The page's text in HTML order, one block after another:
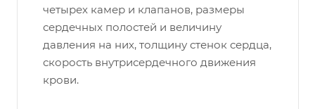
четырех камер и клапанов, размеры
сердечных полостей и величину
давления на них, толщину стенок сердца,
скорость внутрисердечного движения
крови.